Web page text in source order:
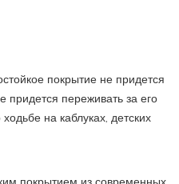
покрытие не придется
переживать за его
на каблуках, детских